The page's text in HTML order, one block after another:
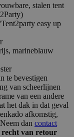
stalen tent
easy up
marineblauw
te bevestigen
van scheerlijnen
van een andere
het dak in dat geval
afkomstig,
dan contact
recht van retour